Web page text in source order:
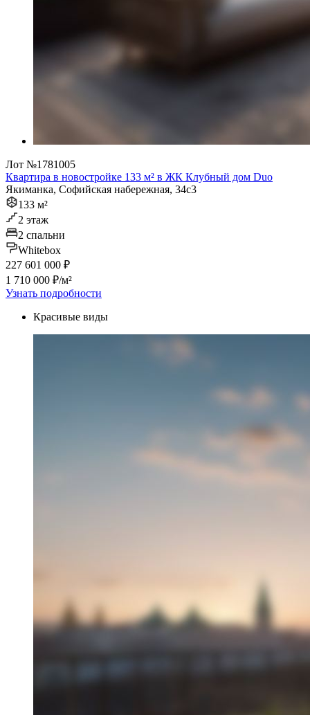
Лот №1781005
Квартира в новостройке 133 м² в ЖК Клубный дом Duo
Якиманка, Софийская набережная, 34с3
133 м²
2 этаж
2 спальни
Whitebox
227 601 000 ₽
1 710 000 ₽/м²
Узнать подробности
Красивые виды